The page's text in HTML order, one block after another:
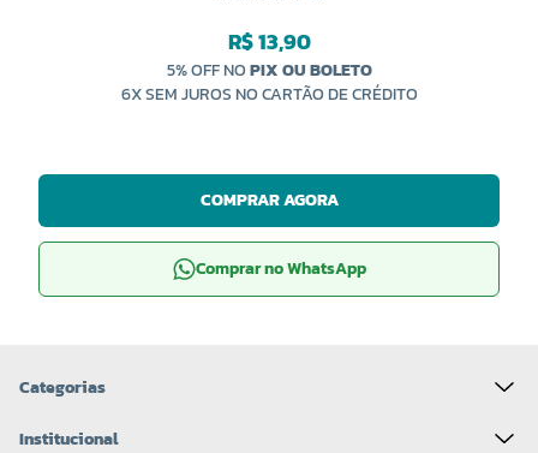
COR 0312
R$ 13,90
5% OFF NOPIX OU BOLETO
6X SEM JUROS NO CARTÃO DE CRÉDITO
COMPRAR AGORA
Comprar no WhatsApp
Categorias
Institucional